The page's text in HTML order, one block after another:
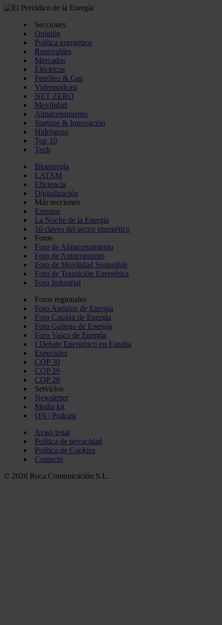
Secciones
Opinión
Política energética
Renovables
Mercados
Eléctricas
Petróleo & Gas
Videopodcast
NET ZERO
Movilidad
Almacenamiento
Startups & Innovación
Hidrógeno
Top 10
Tech
Bioenergía
LATAM
Eficiencia
Digitalización
Más secciones
Eventos
La Noche de la Energía
10 claves del sector energético
Foros
Foro de Almacenamiento
Foro de Autoconsumo
Foro de Movilidad Sostenible
Foro de Transición Energética
Foro Industrial
Foros regionales
Foro Andaluz de Energía
Foro Catalán de Energía
Foro Gallego de Energía
Foro Vasco de Energía
I Debate Energético en España
Especiales
COP 30
COP 29
COP 28
Servicios
Newsletter
Media kit
ON | Podcast
Aviso legal
Política de privacidad
Política de Cookies
Contacto
© 2026 Roca Comunicación S.L.